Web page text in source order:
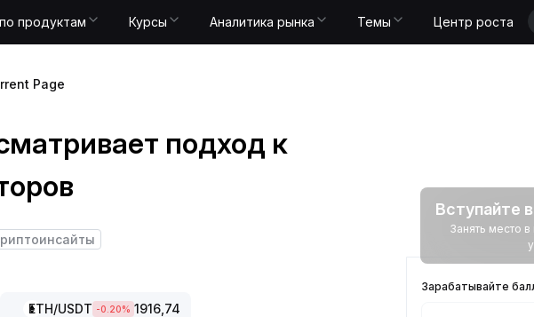
продуктам Курсы Аналитика рынка Темы Центр роста
Page
подход к
ETH/USDT -0.20% 1916,74
Вступайте
Занять место
Зарабатывайте